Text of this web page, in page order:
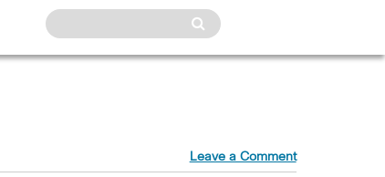
Leave a Comment